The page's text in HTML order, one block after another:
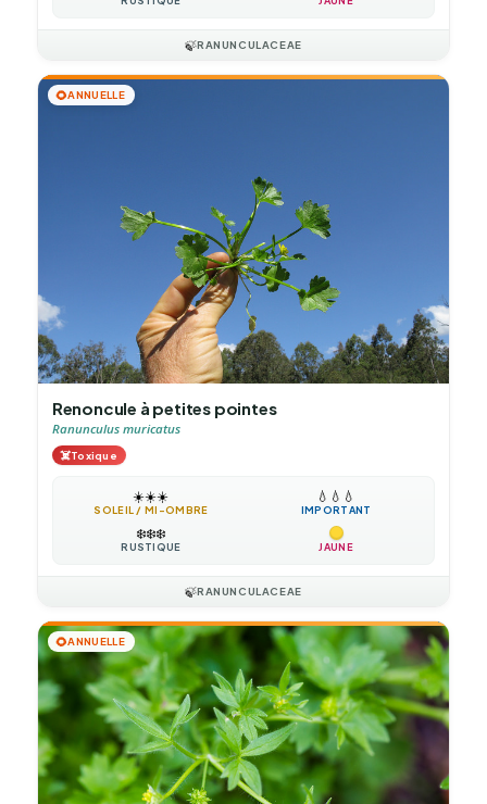
🍃RANUNCULACEAE
🌻ANNUELLE
Renoncule à petites pointes
Ranunculus muricatus
☠️Toxique
☀️☀️☀️
SOLEIL / MI-OMBRE
💧 💧 💧
IMPORTANT
❄️❄️❄️
RUSTIQUE JAUNE
🍃RANUNCULACEAE
🌻ANNUELLE